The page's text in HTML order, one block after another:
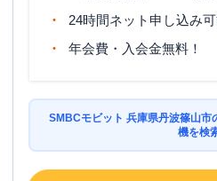
24時間ネット申し込み可
年会費・入会金無料！
SMBCモビット 兵庫県丹波篠山市
機を検